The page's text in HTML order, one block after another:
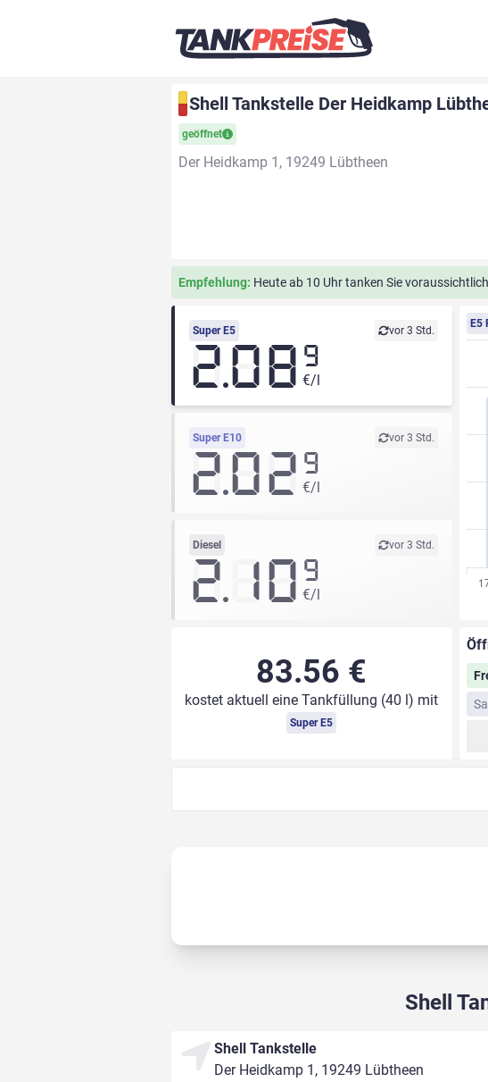
Shell Tankstelle Der Heidkamp
geöffnet
Der Heidkamp 1, 19249 Lübtheen
Empfehlung: Heute ab 10 Uhr tanken Sie
Super E5 vor 3 Std.
2.08 9
€/l
Super E10 vor 3 Std.
2.02 9
€/l
Diesel vor 3 Std.
2.10 9
€/l
E5
83.56 €
kostet aktuell eine Tankfüllung (40 l) mit
Super E5
Shell
Shell Tankstelle
Der Heidkamp 1, 19249 Lübtheen